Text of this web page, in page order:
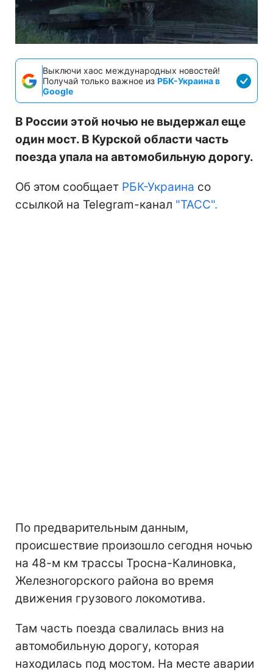
Выключи хаос международных новостей!
Получай только важное из РБК-Украина в
Google
В России этой ночью не выдержал еще
один мост. В Курской области часть
поезда упала на автомобильную дорогу.
Об этом сообщает РБК-Украина со
ссылкой на Telegram-канал "ТАСС".
По предварительным данным,
происшествие произошло сегодня ночью
на 48-м км трассы Тросна-Калиновка,
Железногорского района во время
движения грузового локомотива.
Там часть поезда свалилась вниз на
автомобильную дорогу, которая
находилась под мостом. На месте аварии